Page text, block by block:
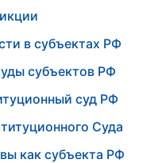
в субъектах РФ
субъектов РФ
суд РФ
Суда
как субъекта РФ